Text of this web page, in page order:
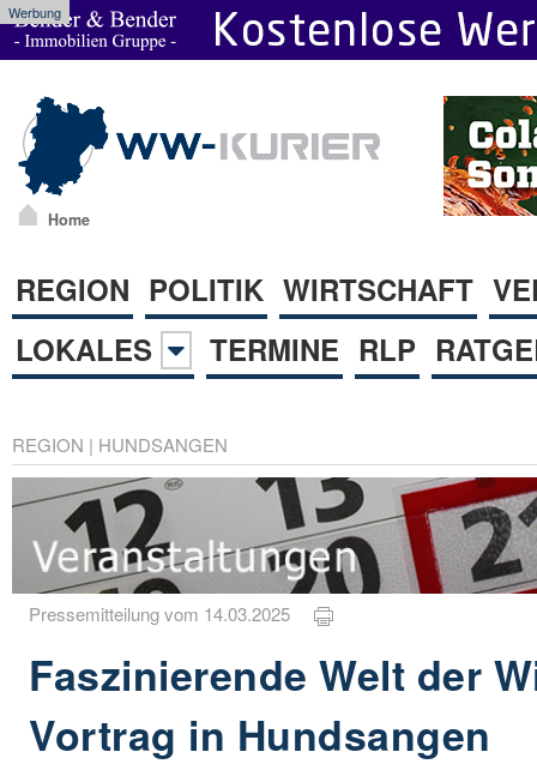
Werbung
Home
REGION POLITIK WIRTSCHAFT
LOKALES
TERMINE RLP
REGION | HUNDSANGEN
Pressemitteilung vom 14.03.2025
Faszinierende Welt der
Vortrag in Hundsangen